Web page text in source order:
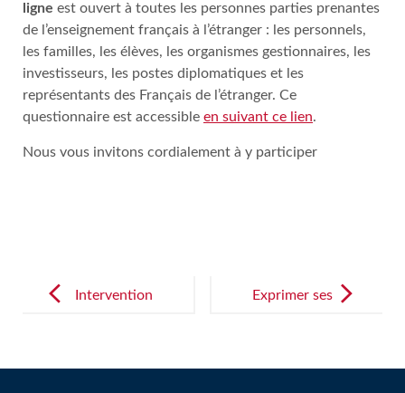
ligne est ouvert à toutes les personnes parties prenantes
de l’enseignement français à l’étranger : les personnels,
les familles, les élèves, les organismes gestionnaires, les
investisseurs, les postes diplomatiques et les
représentants des Français de l’étranger. Ce
questionnaire est accessible en suivant ce lien.
Nous vous invitons cordialement à y participer
navigationIntervention
Exprimer ses